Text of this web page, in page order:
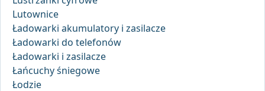
Lutownice
Ładowarki akumulatory i zasilacze
Ładowarki do telefonów
Ładowarki i zasilacze
Łańcuchy śniegowe
Łodzie